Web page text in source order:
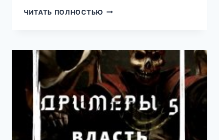
ЧИТАТЬ ПОЛНОСТЬЮ ТРИ
(ТКАЧЕВ
СЕРГЕЙ)